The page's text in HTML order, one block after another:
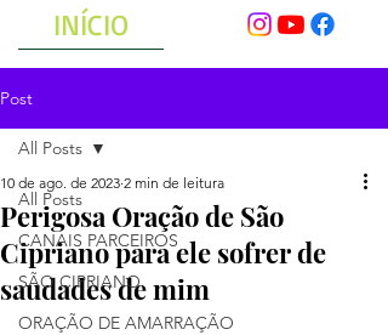
INÍCIO
Post
All Posts
CANAIS PARCEIROS
SÃO CIPRIANO
ORAÇÃO DE AMARRAÇÃO
All Posts
Perigosa Oração de São
Cipriano para ele sofrer de
saudades de mim
10 de ago. de 2023 2 min de leitura